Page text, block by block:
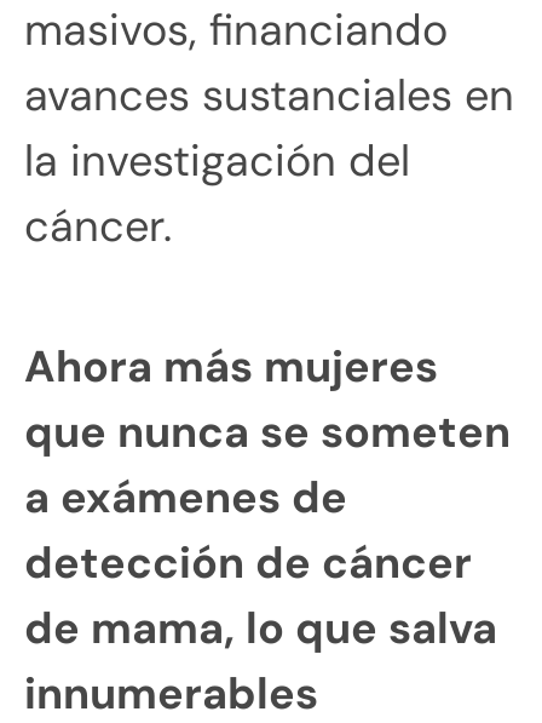
masivos, financiando
avances sustanciales en
la investigación del
cáncer.
Ahora más mujeres
que nunca se someten
a exámenes de
detección de cáncer
de mama, lo que salva
innumerables